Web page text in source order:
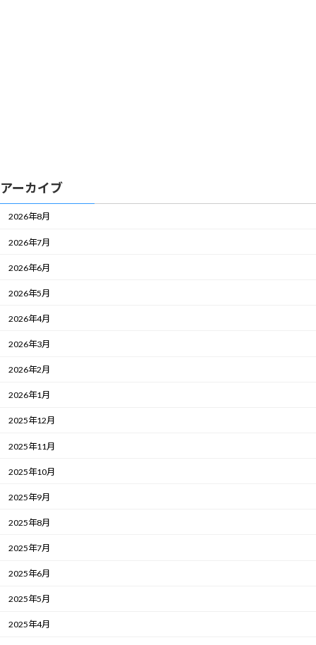
アーカイブ
2026年8月
2026年7月
2026年6月
2026年5月
2026年4月
2026年3月
2026年2月
2026年1月
2025年12月
2025年11月
2025年10月
2025年9月
2025年8月
2025年7月
2025年6月
2025年5月
2025年4月